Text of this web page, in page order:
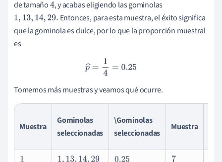
de tamaño4, y acabas eligiendo las gominolas
1,13,14,29.
Entonces, para esta muestra, el éxito significa
que la gominola es dulce, por lo que la proporción muestral
es
p^ =14 =0.25
Tomemos más muestras y veamos qué ocurre.
Muestra
Gominolas
seleccionadas
\Gominolas
seleccionadas
Muestra